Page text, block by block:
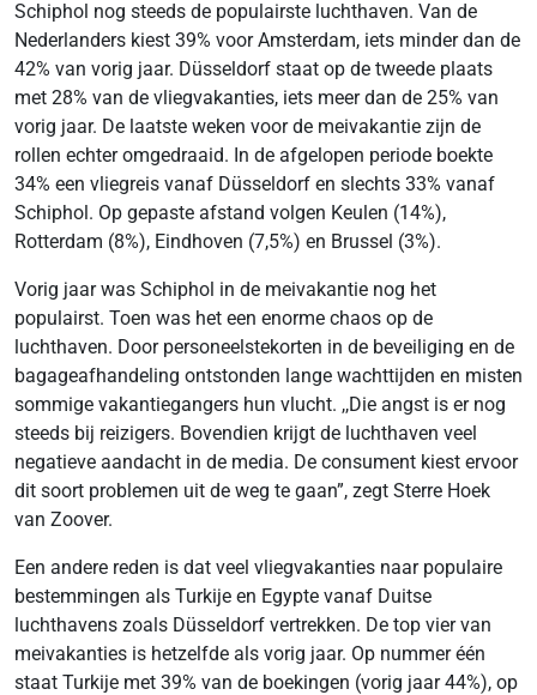
Schiphol nog steeds de populairste luchthaven. Van de
Nederlanders kiest 39% voor Amsterdam, iets minder dan de
42% van vorig jaar. Düsseldorf staat op de tweede plaats
met 28% van de vliegvakanties, iets meer dan de 25% van
vorig jaar. De laatste weken voor de meivakantie zijn de
rollen echter omgedraaid. In de afgelopen periode boekte
34% een vliegreis vanaf Düsseldorf en slechts 33% vanaf
Schiphol. Op gepaste afstand volgen Keulen (14%),
Rotterdam (8%), Eindhoven (7,5%) en Brussel (3%).
Vorig jaar was Schiphol in de meivakantie nog het
populairst. Toen was het een enorme chaos op de
luchthaven. Door personeelstekorten in de beveiliging en de
bagageafhandeling ontstonden lange wachttijden en misten
sommige vakantiegangers hun vlucht. ,,Die angst is er nog
steeds bij reizigers. Bovendien krijgt de luchthaven veel
negatieve aandacht in de media. De consument kiest ervoor
dit soort problemen uit de weg te gaan”, zegt Sterre Hoek
van Zoover.
Een andere reden is dat veel vliegvakanties naar populaire
bestemmingen als Turkije en Egypte vanaf Duitse
luchthavens zoals Düsseldorf vertrekken. De top vier van
meivakanties is hetzelfde als vorig jaar. Op nummer één
staat Turkije met 39% van de boekingen (vorig jaar 44%), op